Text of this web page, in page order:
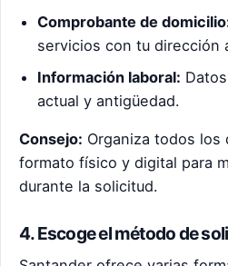
Comprobante de
servicios con tu dirección
Información laboral:
actual y antigüedad.
Consejo: Organiza todos los
formato físico y digital para
durante la solicitud.
4. Escoge el método de